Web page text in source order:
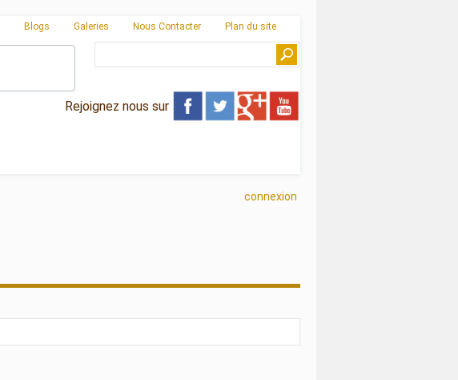
Blogs Galeries Nous Contacter Plan du site
Rejoignez nous sur
connexion